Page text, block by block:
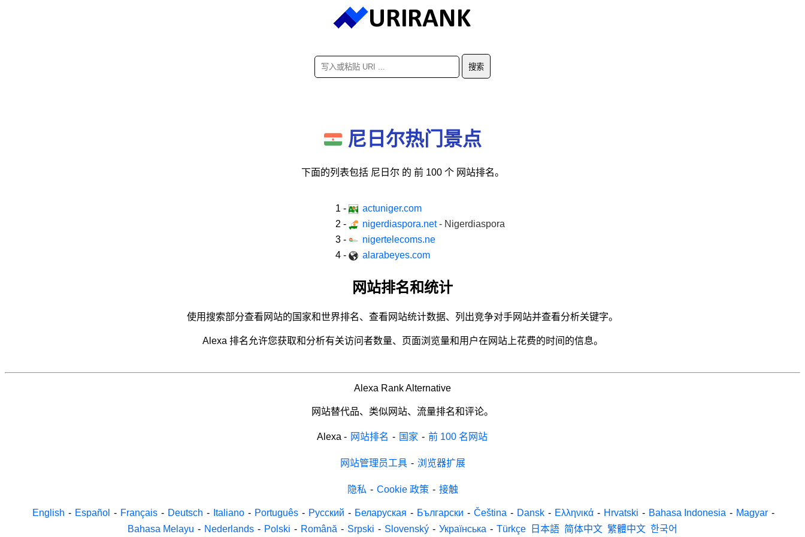
尼日尔热门景点
下面的列表包括 尼日尔 的 前 100 个网站排名。
1 -
actuniger.com
2 - nigerdiaspora.net- Nigerdiaspora
3 -
nigertelecoms.ne
4 - alarabeyes.com
网站排名和统计
使用搜索部分查看网站的国家和世界排名、查看网站统计数据、列出竞争对手网站并查看分析关键字。
Alexa 排名允许您获取和分析有关访问者数量、页面浏览量和用户在网站上花费的时间的信息。
Alexa Rank Alternative
网站替代品、类似网站、流量排名和评论。
Alexa - 网站排名 - 国家 - 前 100 名网站
网站管理员工具 - 浏览器扩展
隐私 - Cookie 政策 - 接触
English - Español - Français - Deutsch - Italiano - Português - Русский - Беларуская - Български - Čeština - Dansk - Ελληνικά - Hrvatski - Bahasa Indonesia - Magyar -
Bahasa Melayu - Nederlands - Polski - Română - Srpski - Slovenský - Українська - Türkçe 日本語 简体中文 繁體中文 한국어